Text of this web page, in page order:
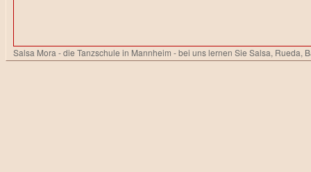
Salsa Mora - die Tanzschule in Mannheim - bei uns lernen Sie Salsa, Rueda,